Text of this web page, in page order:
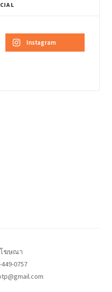
Instagram
ฆษณา
0757